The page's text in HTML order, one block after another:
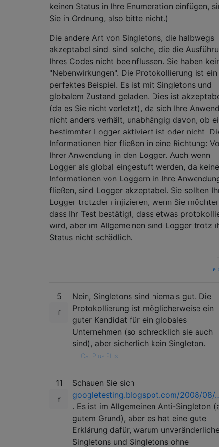
keinen Status in Ihre Enumeration einfügen,
Sie in Ordnung, also bitte nicht.)
Die andere Art von Singletons, die halbwegs
akzeptabel sind, sind solche, die die
Ihres Codes nicht beeinflussen. Sie haben
"Nebenwirkungen". Die Protokollierung ist ein
perfektes Beispiel. Es ist mit Singletons und
globalem Zustand geladen. Dies ist
(da es Sie nicht verletzt), da sich Ihre
nicht anders verhält, unabhängig davon, ob
bestimmter Logger aktiviert ist oder nicht.
Informationen hier fließen in eine Richtung:
Ihrer Anwendung in den Logger. Auch wenn
Logger als global eingestuft werden, da keine
Informationen von Loggern in Ihre
fließen, sind Logger akzeptabel. Sie sollten
Logger trotzdem injizieren, wenn Sie
dass Ihr Test bestätigt, dass etwas
wird, aber im Allgemeinen sind Logger trotz
Status nicht schädlich.
5
Nein, Singletons sind niemals gut. Die
Protokollierung ist möglicherweise ein
guter Kandidat für ein globales
Unternehmen (so schrecklich sie auch
sind), aber sicherlich kein Singleton.
Cat Plus Plus
11
Schauen Sie sich
googletesting.blogspot.com/2008/08/
. Es ist im Allgemeinen Anti-Singleton
gutem Grund), aber es hat eine gute
Erklärung dafür, warum unveränderliche
Singletons und Singletons ohne